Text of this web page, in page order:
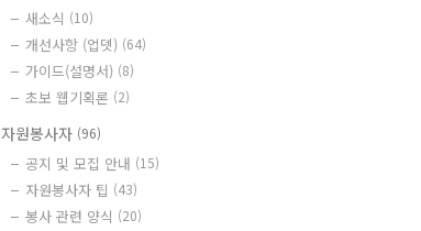
새소식 (10)
개선사항 (업뎃) (64)
가이드(설명서) (8)
초보 웹기획론 (2)
자원봉사자 (96)
공지 및 모집 안내 (15)
자원봉사자 팁 (43)
봉사 관련 양식 (20)